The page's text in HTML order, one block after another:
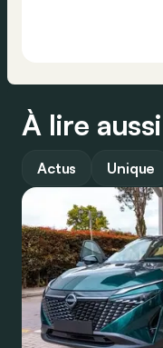
À lire aussi
Actus Unique